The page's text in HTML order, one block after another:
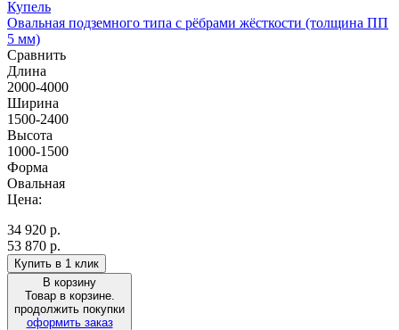
Купель
Овальная подземного типа с рёбрами жёсткости (толщина ПП
5 мм)
Сравнить
Длина
2000-4000
Ширина
1500-2400
Высота
1000-1500
Форма
Овальная
Цена:
34 920 р.
53 870 р.
Купить в 1 клик
В корзину
Товар в корзине.
продолжить покупки
оформить заказ